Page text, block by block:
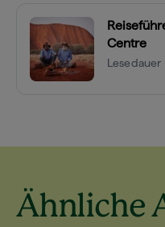
Centre
Lesedauer
Ähnliche